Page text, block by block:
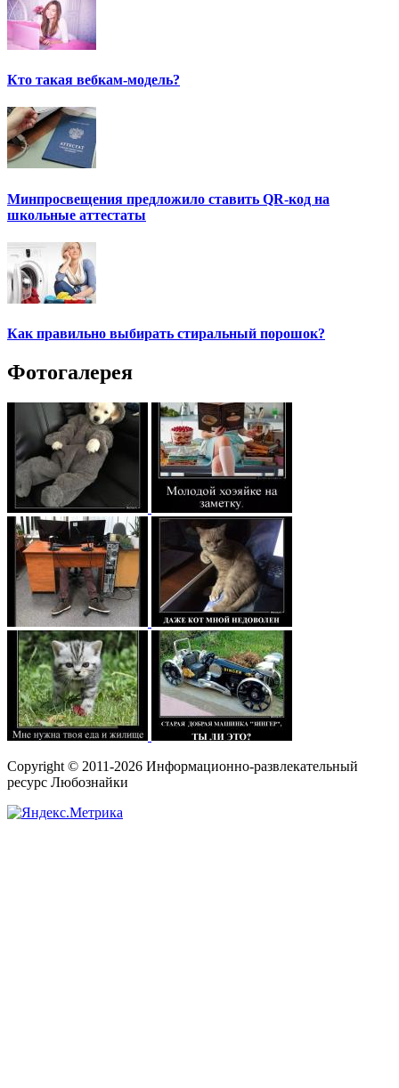
Кто такая вебкам-модель?
Минпросвещения предложило ставить QR-код на
школьные аттестаты
Как правильно выбирать стиральный порошок?
Фотогалерея
Copyright © 2011-2026 Информационно-развлекательный
ресурс Любознайки